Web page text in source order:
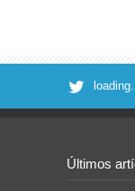
Últimos